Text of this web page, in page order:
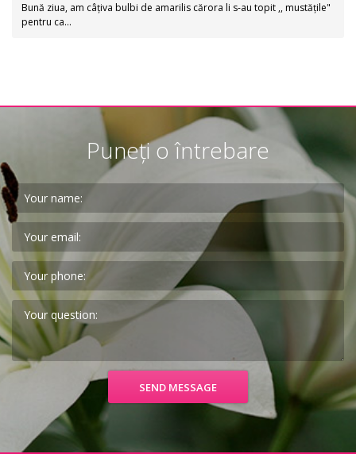
Bună ziua, am câțiva bulbi de amarilis cărora li s-au topit ,, mustățile"
pentru ca…
Puneți o întrebare